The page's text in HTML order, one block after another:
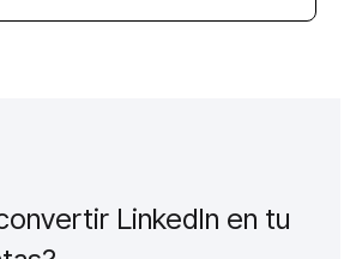
LinkedIn en tu